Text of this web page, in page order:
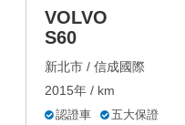
VOLVO
S60
新北市 / 信成國際
2015年 / km
認證車
五大保證